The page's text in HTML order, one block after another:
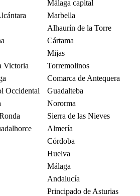
Málaga capital
Marbella
Alhaurín de la Torre
Cártama
Mijas
Victoria
Torremolinos
Comarca de Antequera
Occidental
Guadalteba
Nororma
Sierra de las Nieves
Almería
Córdoba
Huelva
Málaga
Andalucía
Principado de Asturias